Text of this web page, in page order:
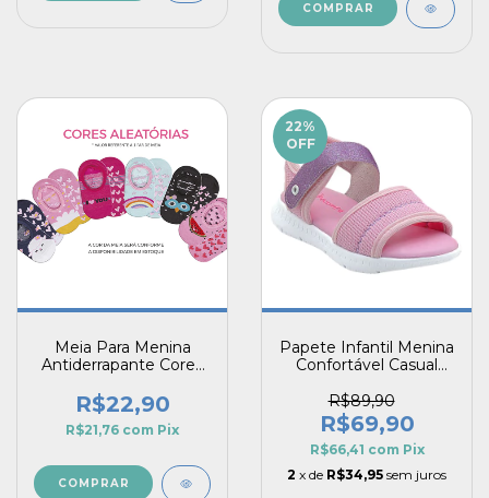
COMPRAR
Meia Para Menina
Antiderrapante Cores
Aleatórios
R$22,90
R$21,76 com Pix
COMPRAR
22%
OFF
Papete Infantil Menina
Confortável Casual
Fechamento Prático
com Brilho
R$89,90
R$69,90
R$66,41 com Pix
2 x de R$34,95 sem juros